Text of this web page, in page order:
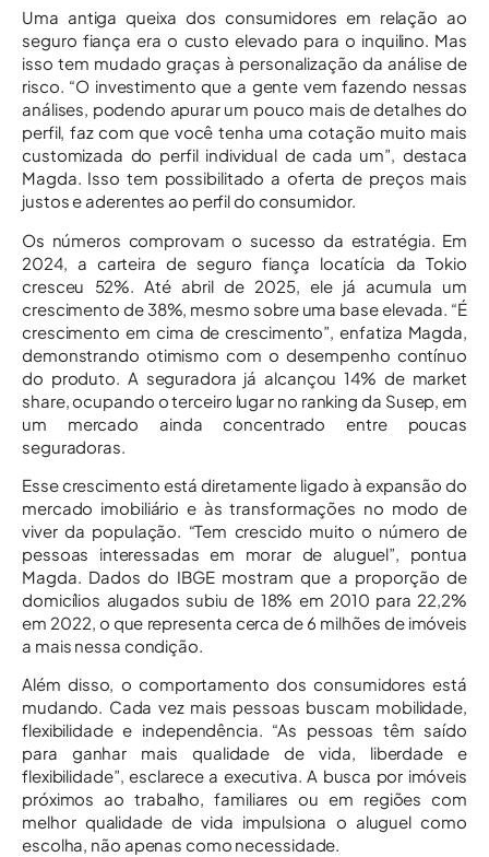
Uma antiga queixa dos consumidores em relação ao
seguro fiança era o custo elevado para o inquilino. Mas
isso tem mudado graças à personalização da análise de
risco. “O investimento que a gente vem fazendo nessas
análises, podendo apurar um pouco mais de detalhes do
perfil, faz com que você tenha uma cotação muito mais
customizada do perfil individual de cada um”, destaca
Magda. Isso tem possibilitado a oferta de preços mais
justos e aderentes ao perfil do consumidor.
Os números comprovam o sucesso da estratégia. Em
2024, a carteira de seguro fiança locatícia da Tokio
cresceu 52%. Até abril de 2025, ele já acumula um
crescimento de 38%, mesmo sobre uma base elevada. “É
crescimento em cima de crescimento”, enfatiza Magda,
demonstrando otimismo com o desempenho contínuo
do produto. A seguradora já alcançou 14% de market
share, ocupando o terceiro lugar no ranking da Susep, em
um mercado ainda concentrado entre poucas
seguradoras.
Esse crescimento está diretamente ligado à expansão do
mercado imobiliário e às transformações no modo de
viver da população. “Tem crescido muito o número de
pessoas interessadas em morar de aluguel”, pontua
Magda. Dados do IBGE mostram que a proporção de
domicílios alugados subiu de 18% em 2010 para 22,2%
em 2022, o que representa cerca de 6 milhões de imóveis
a mais nessa condição.
Além disso, o comportamento dos consumidores está
mudando. Cada vez mais pessoas buscam mobilidade,
flexibilidade e independência. “As pessoas têm saído
para ganhar mais qualidade de vida, liberdade e
flexibilidade”, esclarece a executiva. A busca por imóveis
próximos ao trabalho, familiares ou em regiões com
melhor qualidade de vida impulsiona o aluguel como
escolha, não apenas como necessidade.